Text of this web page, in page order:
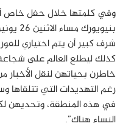
وفي كلمتها خلال حفل خاص
شرف كبير أن يتم اختياري
كذلك ليطلع العالم على
خاطرن بحياتهن لنقل
رغم التهديدات التي تتلقاها
في هذه المنطقة، وتحديهن
النساء هناك”.